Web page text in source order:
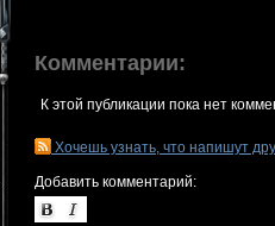
Комментарии:
К этой публикации пока нет
Хочешь узнать, что напишут
Добавить комментарий: